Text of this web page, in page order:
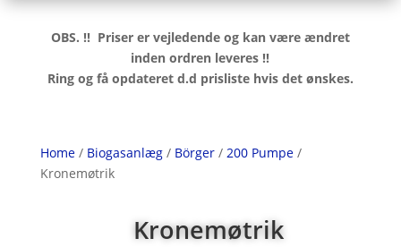
OBS. !! Priser er vejledende og kan være ændret
inden ordren leveres !!
Ring og få opdateret d.d prisliste hvis det ønskes.
Home/ Biogasanlæg/ Börger/ 200 Pumpe/
Kronemøtrik
Kronemøtrik